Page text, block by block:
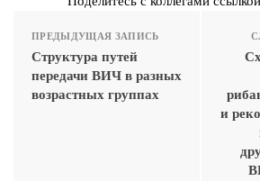
ПРЕДЫДУЩАЯ ЗАПИСЬ
Структура путей
передачи ВИЧ в разных
возрастных группах
и